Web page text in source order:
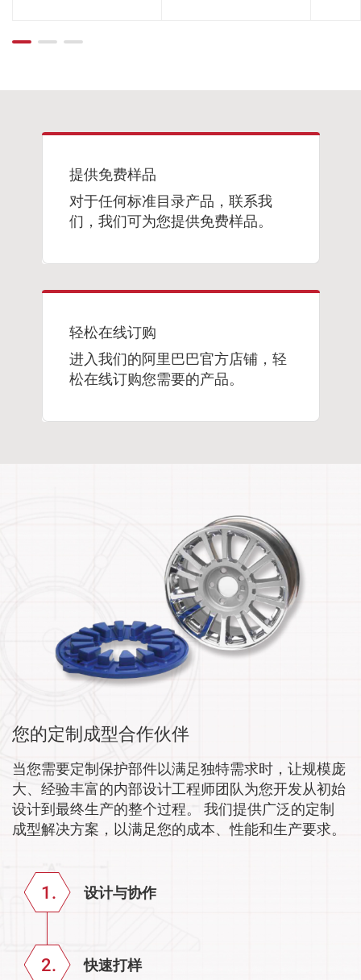
提供免费样品
对于任何标准目录产品，联系我
们，我们可为您提供免费样品。
轻松在线订购
进入我们的阿里巴巴官方店铺，轻
松在线订购您需要的产品。
您的定制成型合作伙伴
当您需要定制保护部件以满足独特需求时，让规模庞
大、经验丰富的内部设计工程师团队为您开发从初始
设计到最终生产的整个过程。 我们提供广泛的定制
成型解决方案，以满足您的成本、性能和生产要求。
设计与协作
快速打样